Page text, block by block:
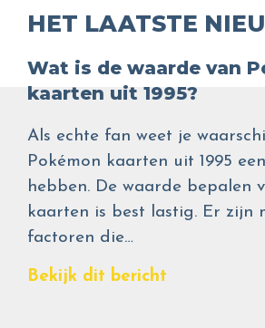
HET LAATSTE
Wat is de waarde van
kaarten uit 1995?
Als echte fan weet je
Pokémon kaarten uit 1995
hebben. De waarde bepalen
kaarten is best lastig. Er zijn
factoren die…
Bekijk dit bericht